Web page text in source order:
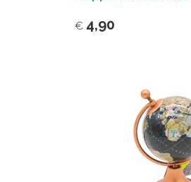
€ 4,90